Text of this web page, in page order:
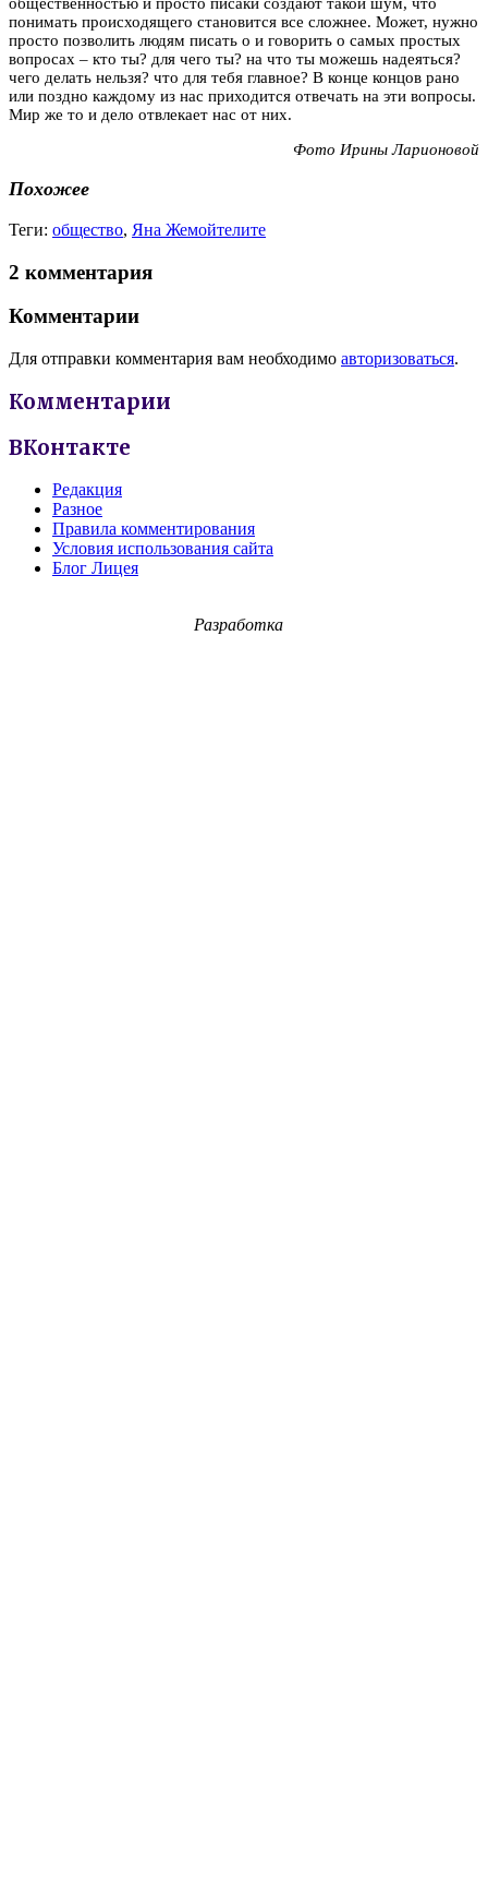
понимать происходящего становится все сложнее. Может, нужно
просто позволить людям писать о и говорить о самых простых
вопросах – кто ты? для чего ты? на что ты можешь надеяться?
чего делать нельзя? что для тебя главное? В конце концов рано
или поздно каждому из нас приходится отвечать на эти вопросы.
Мир же то и дело отвлекает нас от них.
Фото Ирины Ларионовой
Похожее
Теги: общество, Яна Жемойтелите
2 комментария
Комментарии
Для отправки комментария вам необходимо авторизоваться.
Комментарии
ВКонтакте
Редакция
Разное
Правила комментирования
Условия использования сайта
Блог Лицея
Разработка